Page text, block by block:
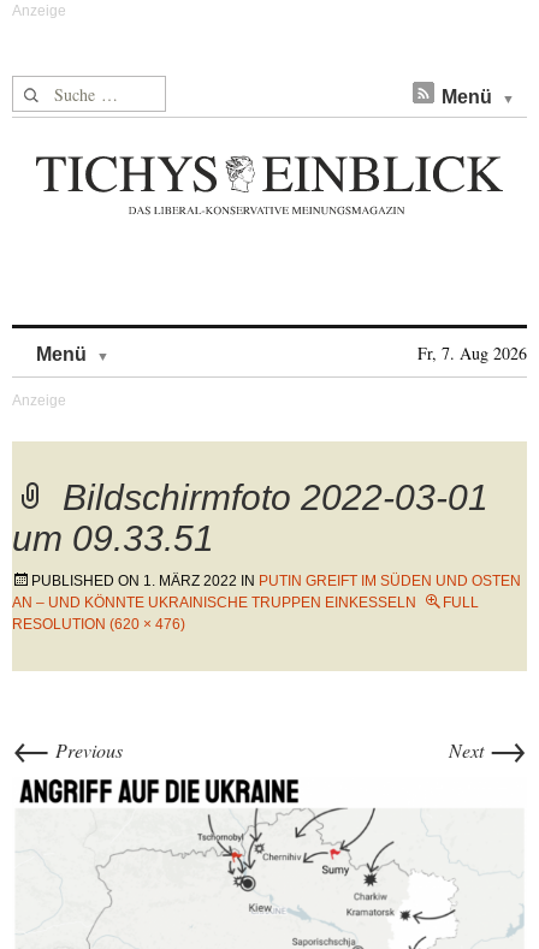
Suche nach: Menü
Menü Fr, 7. Aug 2026
Bildschirmfoto 2022-03-01
um 09.33.51
PUBLISHED ON 1. MÄRZ 2022 IN PUTIN GREIFT IM SÜDEN UND OSTEN
AN – UND KÖNNTE UKRAINISCHE TRUPPEN EINKESSELN
FULL
RESOLUTION (620 × 476)
← Previous Next →